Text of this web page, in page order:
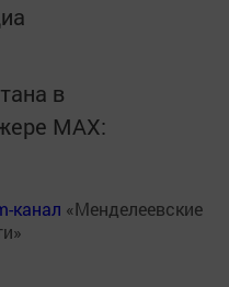
в
MАХ:
канал «Менделеевские